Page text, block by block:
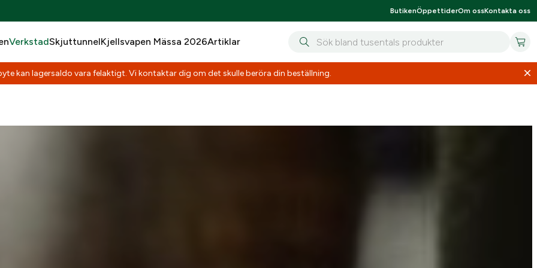
ButikenÖppettiderOm ossKontakta oss
VerkstadSkjuttunnelKjellsvapen Mässa 2026Artiklar
kan lagersaldo vara felaktigt. Vi kontaktar dig om det skulle beröra din beställning.